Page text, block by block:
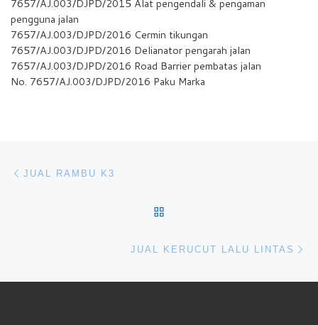
7657/AJ.003/DJPD/2015 Alat pengendali & pengaman
pengguna jalan
7657/AJ.003/DJPD/2016 Cermin tikungan
7657/AJ.003/DJPD/2016 Delianator pengarah jalan
7657/AJ.003/DJPD/2016 Road Barrier pembatas jalan
No. 7657/AJ.003/DJPD/2016 Paku Marka
Navigasi pos
JUAL RAMBU K3
JUAL KERUCUT LALU LINTAS